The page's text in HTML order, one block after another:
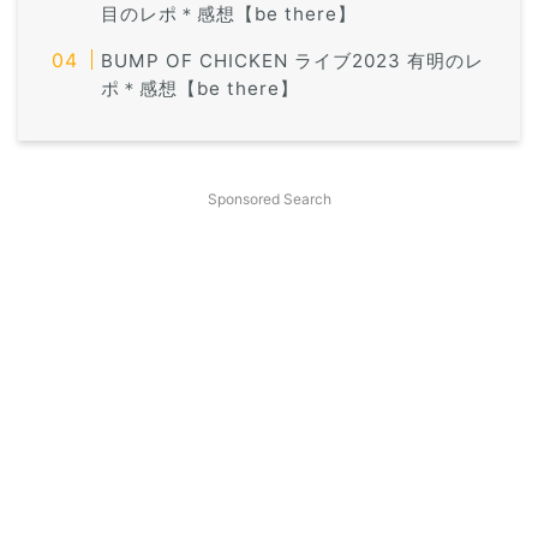
目のレポ＊感想【be there】
BUMP OF CHICKEN ライブ2023 有明のレ
ポ＊感想【be there】
Sponsored Search